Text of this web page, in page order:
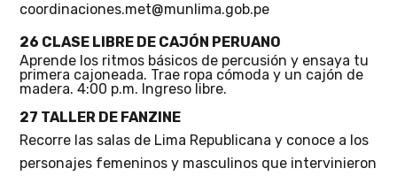
coordinaciones.met@munlima.gob.pe
26 CLASE LIBRE DE CAJÓN PERUANO
Aprende los ritmos básicos de percusión y ensaya tu
primera cajoneada. Trae ropa cómoda y un cajón de
madera. 4:00 p.m. Ingreso libre.
27 TALLER DE FANZINE
Recorre las salas de Lima Republicana y conoce a los
personajes femeninos y masculinos que intervinieron